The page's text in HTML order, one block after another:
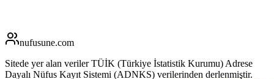
nufusune.com
Sitede yer alan veriler TÜİK (Türkiye İstatistik Kurumu) Adrese
Dayalı Nüfus Kayıt Sistemi (ADNKS) verilerinden derlenmiştir.